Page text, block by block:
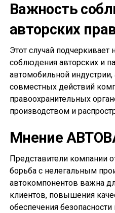
Важность
авторских
Этот случай подчеркивает
соблюдения авторских и
автомобильной
совместных действий
правоохранительных
производством и
Мнение
Представители компании
борьба с нелегальным
автокомпонентов важна
клиентов, повышения
обеспечения безопасности